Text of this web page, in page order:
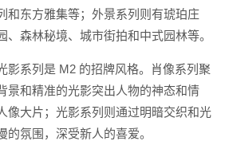
和东方雅集等；外景系列则有琥珀庄
、森林秘境、城市街拍和中式园林等。
影系列是 M2 的招牌风格。肖像系列聚
景和精准的光影突出人物的神态和情
像大片；光影系列则通过明暗交织和光
的氛围，深受新人的喜爱。